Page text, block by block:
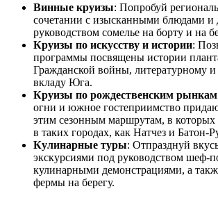
Винные круизы: Попробуй
сочетании с изысканными блюдами и
руководством сомелье на борту и на
Круизы по искусству и истории:
программы посвящены истории
Гражданской войны, литературному
вкладу Юга.
Круизы по рождественским рынкам
огни и южное гостеприимство
этим сезонным маршрутам, в
в таких городах, как Натчез и Батон-
Кулинарные туры: Отпразднуй
экскурсиями под руководством шеф-
кулинарными демонстрациями, а
фермы на берегу.